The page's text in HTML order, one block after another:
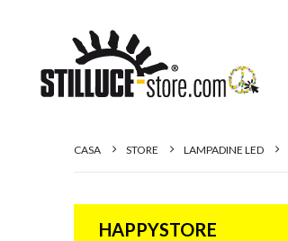
CASA STORE LAMPADINE LED
HAPPYSTORE